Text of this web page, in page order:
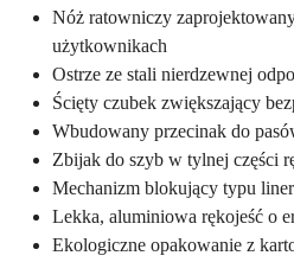
Nóż ratowniczy
użytkownikach
Ostrze ze stali nierdzewnej
Ścięty czubek zwiększający
Wbudowany przecinak do
Zbijak do szyb w tylnej części
Mechanizm blokujący typu
Lekka, aluminiowa rękojeść o
Ekologiczne opakowanie z